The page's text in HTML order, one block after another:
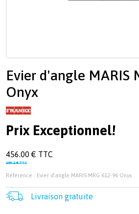
Evier d'angle MARIS
Onyx
Prix Exceptionnel!
456.00 € TTC
689.2 € TTC
Référence : Evier d'angle MARIS MRG 612-96 Onyx
Livraison gratuite